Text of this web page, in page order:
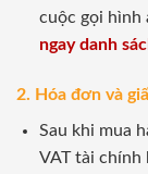
cuộc gọi hình
ngay danh
2. Hóa đơn và
Sau khi mua
VAT tài chính